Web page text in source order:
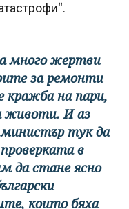
много жертви
за ремонти
на пари,
животи. И аз
тук да
в
да стане ясно
които бяха